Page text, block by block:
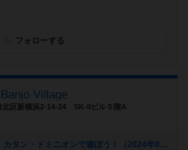
フォローする
Banjo Village
北区新横浜2-14-24 SK‐Ⅱビル５階A
[NEW] 【3/30(土)15:00～】カタン・ドミニオンで遊ぼう！（2024年03月23日 14時37分）